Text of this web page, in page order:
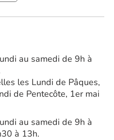
au samedi de 9h à
les Lundi de Pâques,
de Pentecôte, 1er mai
au samedi de 9h à
à 13h.